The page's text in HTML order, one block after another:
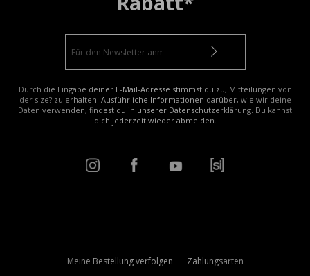
Durch die Eingabe deiner E-Mail-Adresse stimmst du zu, Mitteilungen von
der size? zu erhalten. Ausführliche Informationen darüber, wie wir deine
Daten verwenden, findest du in unserer Datenschutzerklärung. Du kannst
dich jederzeit wieder abmelden.
Meine Bestellung verfolgen
Zahlungsarten